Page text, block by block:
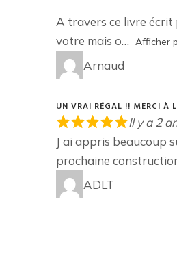
A travers ce livre écrit
votre mais o
Afficher
Arnaud
UN VRAI RÉGAL !! MERCI À
Il y a 2
J ai appris beaucoup
prochaine
ADLT